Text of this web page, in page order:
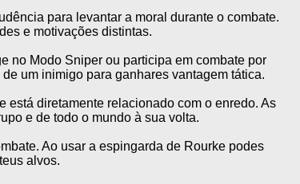
para levantar a moral durante o combate.
e motivações distintas.
no Modo Sniper ou participa em combate por
um inimigo para ganhares vantagem tática.
está diretamente relacionado com o enredo. As
e de todo o mundo à sua volta.
Ao usar a espingarda de Rourke podes
alvos.